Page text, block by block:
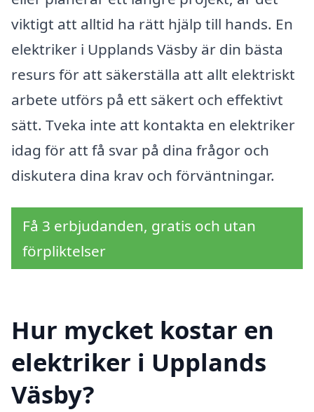
viktigt att alltid ha rätt hjälp till hands. En
elektriker i Upplands Väsby är din bästa
resurs för att säkerställa att allt elektriskt
arbete utförs på ett säkert och effektivt
sätt. Tveka inte att kontakta en elektriker
idag för att få svar på dina frågor och
diskutera dina krav och förväntningar.
Få 3 erbjudanden, gratis och utan
förpliktelser
Hur mycket kostar en
elektriker i Upplands
Väsby?